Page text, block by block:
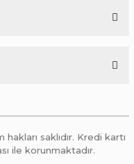
saklıdır. Kredi kartı
ile korunmaktadır.